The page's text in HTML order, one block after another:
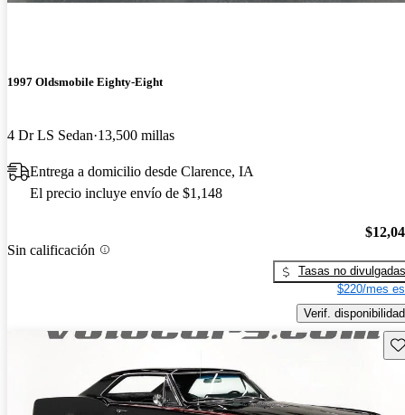
1997 Oldsmobile Eighty-Eight
4 Dr LS Sedan 13,500 millas
Entrega a domicilio desde Clarence, IA
El precio incluye envío de $1,148
Sin calificación
Tasas no divulgadas
$220/mes
Verif. disponibilidad